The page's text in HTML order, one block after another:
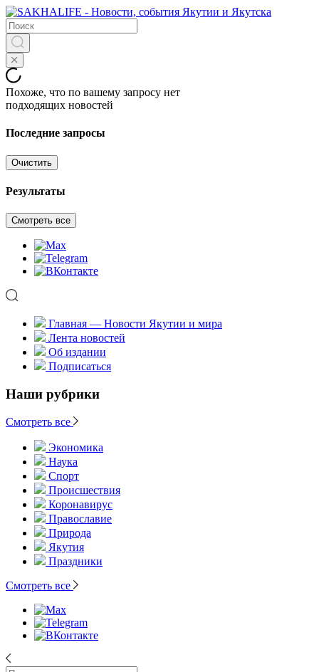
Похоже, что по вашему запросу нет
подходящих новостей
Последние запросы
Очистить
Результаты
Смотреть все
Главная — Новости Якутии и мира
Лента новостей
Об издании
Подписаться
Наши рубрики
Смотреть все
Экономика
Наука
Спорт
Происшествия
Коронавирус
Православие
Природа
Якутия
Праздники
Смотреть все